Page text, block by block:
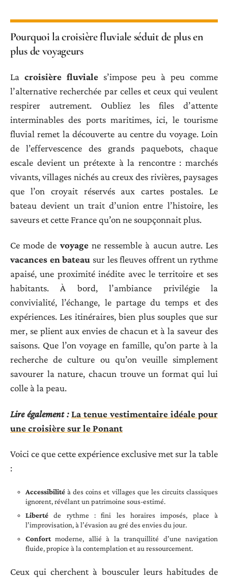
Pourquoi la croisière fluviale séduit de plus en
plus de voyageurs
La croisière fluviales’impose peu à peu comme
l’alternative recherchée par celles et ceux qui veulent
respirer autrement. Oubliez les files d’attente
interminables des ports maritimes, ici, le tourisme
fluvial remet la découverte au centre du voyage. Loin
de l’effervescence des grands paquebots, chaque
escale devient un prétexte à la rencontre : marchés
vivants, villages nichés au creux des rivières, paysages
que l’on croyait réservés aux cartes postales. Le
bateau devient un trait d’union entre l’histoire, les
saveurs et cette France qu’on ne soupçonnait plus.
Ce mode de voyagene ressemble à aucun autre. Les
vacances en bateau sur les fleuves offrent un rythme
apaisé, une proximité inédite avec le territoire et ses
habitants. À bord, l’ambiance privilégie la
convivialité, l’échange, le partage du temps et des
expériences. Les itinéraires, bien plus souples que sur
mer, se plient aux envies de chacun et à la saveur des
saisons. Que l’on voyage en famille, qu’on parte à la
recherche de culture ou qu’on veuille simplement
savourer la nature, chacun trouve un format qui lui
colle à la peau.
Lire également : La tenue vestimentaire idéale pour
une croisière sur le Ponant
Voici ce que cette expérience exclusive met sur la table
:
Accessibilité à des coins et villages que les circuits classiques
ignorent, révélant un patrimoine sous-estimé.
Liberté de rythme : fini les horaires imposés, place à
l’improvisation, à l’évasion au gré des envies du jour.
Confortmoderne, allié à la tranquillité d’une navigation
fluide, propice à la contemplation et au ressourcement.
Ceux qui cherchent à bousculer leurs habitudes de